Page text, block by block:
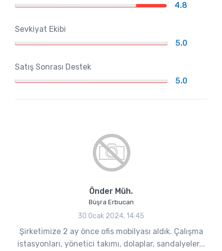
4.8
Sevkiyat Ekibi
5.0
Satış Sonrası Destek
5.0
Önder Müh.
Büşra Erbucan
30 Ocak 2024, 14:45
Şirketimize 2 ay önce ofis mobilyası aldık. Çalışma
istasyonları, yönetici takımı, dolaplar, sandalyeler...